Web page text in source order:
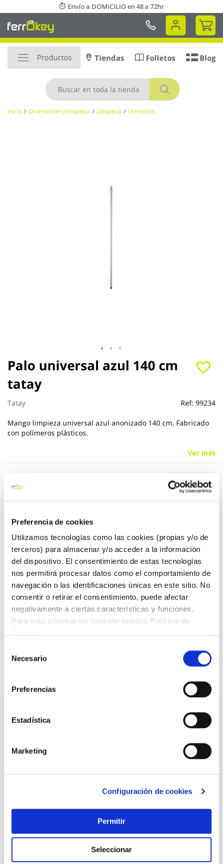
Preferencia de cookies
Utilizamos tecnologías como las cookies (propias y/o de
terceros) para almacenar y/o acceder a la información
del dispositivo. El consentimiento de estas tecnologías
nos permitirá procesar datos como el comportamiento de
navegación o las identificaciones únicas en este sitio. No
consentir o retirar el consentimiento, puede afectar
negativamente a ciertas características y funciones.
Para más información consulte nuestra Política de
Necesario
Preferencias
Estadística
Marketing
Configuración de cookies
Permitir
Seleccionar
al
contenido
Envío a DOMICILIO en 48 a 72hr
Mi
Productos
Buscar
Tiendas Folletos Blog
Inicio Ordenación y limpieza Limpieza Utensilios
Palo universal azul 140 cm
tatay
Tatay Ref: 99234
Mango limpieza universal azul anonizado 140 cm. Fabricado
con polímeros plásticos.
Ver más
2,69 €
Click&Collect - Recogida gratis
en nuestras tiendas
Envío a domicilio:
5 días hábiles
+ INFO
Saltar
al
comienzo
de
la
galería
de
imágenes
Bolsa basura 30 l (15 uds) cierra facil extra 55x62 cm
saplex
2,73 €